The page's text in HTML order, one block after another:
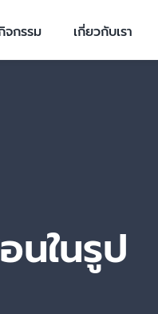
จกรรม เกี่ยวกับเรา
นในรูป